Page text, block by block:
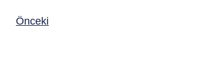
Önceki